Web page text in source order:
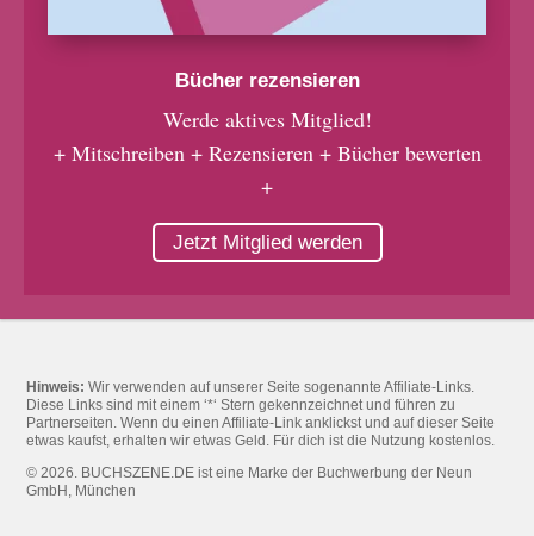
Bücher rezensieren
Werde aktives Mitglied!
+ Mitschreiben + Rezensieren + Bücher bewerten
+
Jetzt Mitglied werden
Hinweis: Wir verwenden auf unserer Seite sogenannte Affiliate-Links.
Diese Links sind mit einem ‘*‘ Stern gekennzeichnet und führen zu
Partnerseiten. Wenn du einen Affiliate-Link anklickst und auf dieser Seite
etwas kaufst, erhalten wir etwas Geld. Für dich ist die Nutzung kostenlos.
© 2026. BUCHSZENE.DE ist eine Marke der Buchwerbung der Neun
GmbH, München